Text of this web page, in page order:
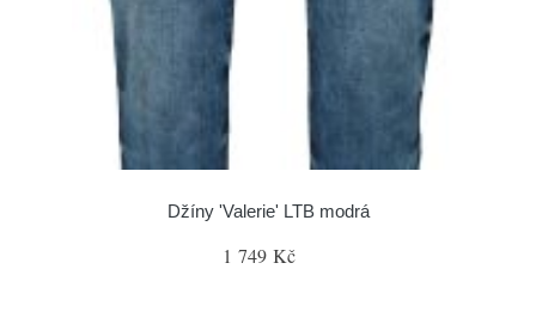
Džíny 'Valerie' LTB modrá
1 749 Kč